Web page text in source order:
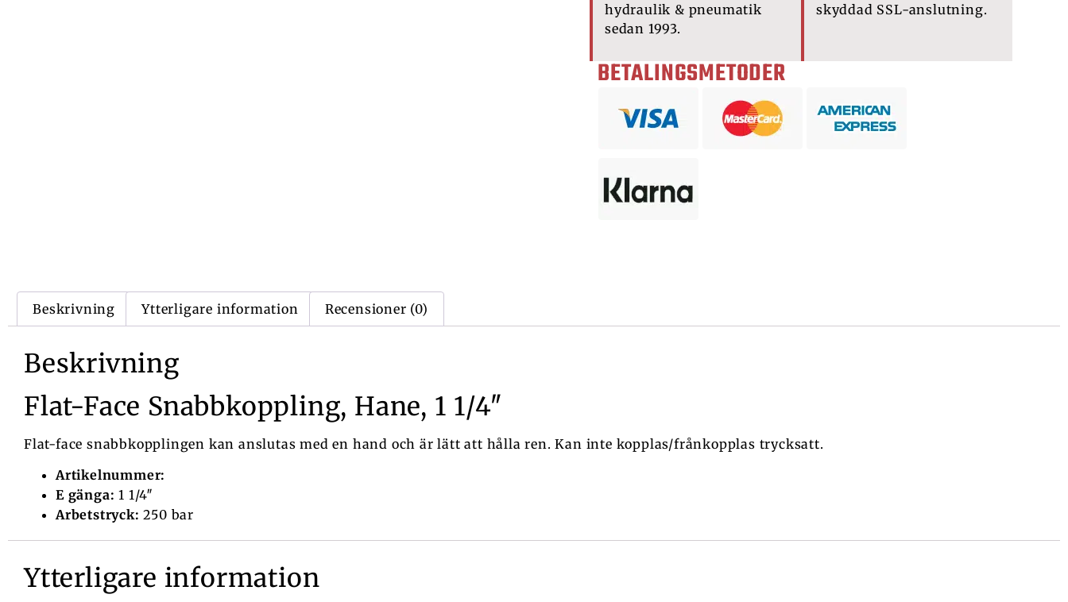
hydraulik & pneumatik
sedan 1993.
skyddad SSL-anslutning.
BETALINGSMETODER
Beskrivning Ytterligare information Recensioner (0)
Beskrivning
Flat-Face Snabbkoppling, Hane, 1 1/4″
Flat-face snabbkopplingen kan anslutas med en hand och är lätt att hålla ren. Kan inte kopplas/frånkopplas trycksatt.
Artikelnummer:
E gänga: 1 1/4″
Arbetstryck: 250 bar
Ytterligare information